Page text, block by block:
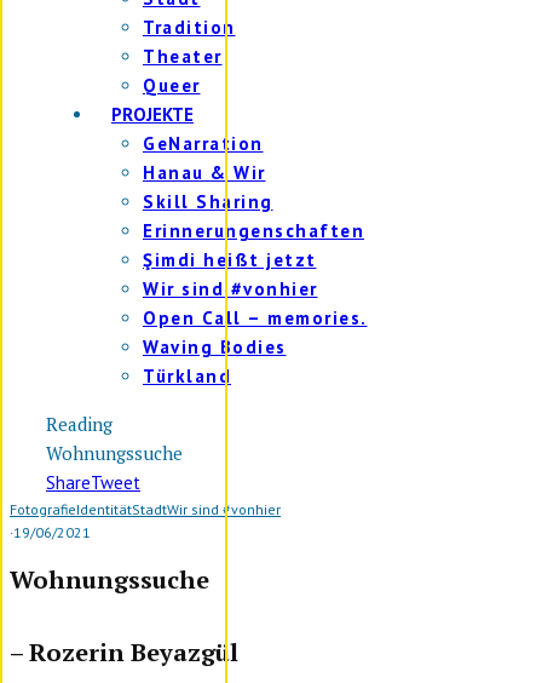
Tradition
Theater
Queer
PROJEKTE
GeNarration
Hanau & Wir
Skill Sharing
Erinnerungenschaften
Şimdi heißt jetzt
Wir sind #vonhier
Open Call – memories.
Waving Bodies
Türkland
Reading
Wohnungssuche
ShareTweet
FotografieIdentitätStadtWir sind #vonhier
·19/06/2021
Wohnungssuche
– Rozerin Beyazgül